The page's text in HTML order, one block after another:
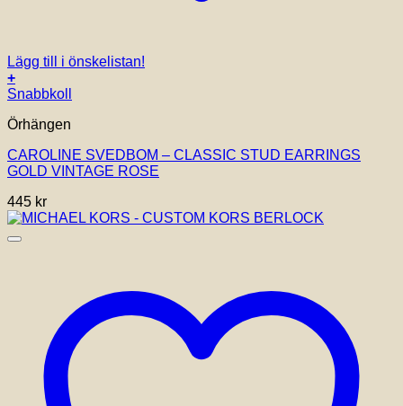
Lägg till i önskelistan!
+
Snabbkoll
Örhängen
CAROLINE SVEDBOM – CLASSIC STUD EARRINGS
GOLD VINTAGE ROSE
445 kr